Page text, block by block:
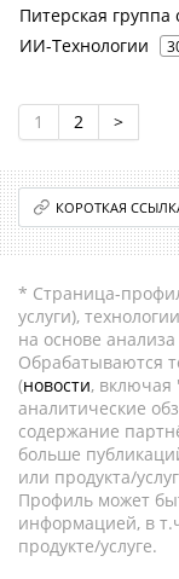
Питерская группа
ИИ-Технологии
1 2 >
КОРОТКАЯ
* Страница-
услуги),
на основе
Обрабатываются
(новости, включая
аналитические
содержание
больше
или продукта/
Профиль может
информацией, в
продукте/услуге.